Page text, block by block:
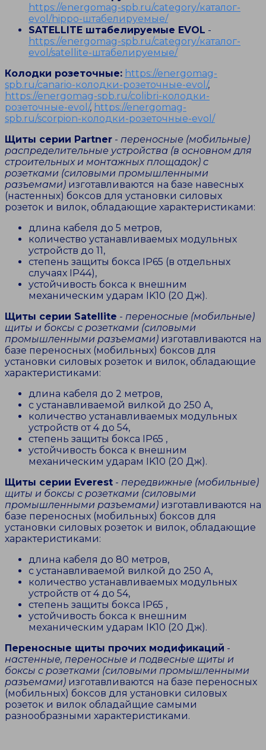
https://energomag-spb.ru/category/каталог-
evol/hippo-штабелируемые/
SATELLITE штабелируемые EVOL -
https://energomag-spb.ru/category/каталог-
evol/satellite-штабелируемые/
Колодки розеточные: https://energomag-
spb.ru/canario-колодки-розеточные-evol/,
https://energomag-spb.ru/colibri-колодки-
розеточные-evol/, https://energomag-
spb.ru/scorpion-колодки-розеточные-evol/
Щиты серии Partner - переносные (мобильные)
распределительные устройства (в основном для
строительных и монтажных площадок) с
розетками (силовыми промышленными
разъемами) изготавливаются на базе навесных
(настенных) боксов для установки силовых
розеток и вилок, обладающие характеристиками:
длина кабеля до 5 метров,
количество устанавливаемых модульных
устройств до 11,
степень защиты бокса IP65 (в отдельных
случаях IP44),
устойчивость бокса к внешним
механическим ударам IK10 (20 Дж).
Щиты серии Satellite - переносные (мобильные)
щиты и боксы с розетками (силовыми
промышленными разъемами) изготавливаются на
базе переносных (мобильных) боксов для
установки силовых розеток и вилок, обладающие
характеристиками:
длина кабеля до 2 метров,
с устанавливаемой вилкой до 250 А,
количество устанавливаемых модульных
устройств от 4 до 54,
степень защиты бокса IP65 ,
устойчивость бокса к внешним
механическим ударам IK10 (20 Дж).
Щиты серии Everest - передвижные (мобильные)
щиты и боксы с розетками (силовыми
промышленными разъемами) изготавливаются на
базе переносных (мобильных) боксов для
установки силовых розеток и вилок, обладающие
характеристиками:
длина кабеля до 80 метров,
с устанавливаемой вилкой до 250 А,
количество устанавливаемых модульных
устройств от 4 до 54,
степень защиты бокса IP65 ,
устойчивость бокса к внешним
механическим ударам IK10 (20 Дж).
Переносные щиты прочих модификаций -
настенные, переносные и подвесные щиты и
боксы с розетками (силовыми промышленными
разъемами) изготавливаются на базе переносных
(мобильных) боксов для установки силовых
розеток и вилок обладайщие самыми
разнообразными характеристиками.